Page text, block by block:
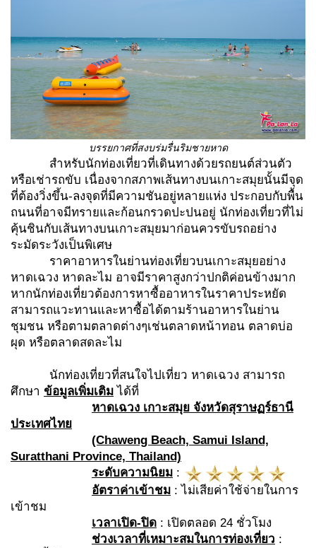
บรรยกาศที่สงบร่มรื่นริมชายหาด
สำหรับนักท่องเที่ยวที่เดินทางด้วยรถยนต์ส่วนตัว
หรือเช่ารถขับ เนื่องจากสภาพเส้นทางบนเกาะสมุยนั้นมีจุด
ที่ต้องวิ่งขึ้น-ลงจุดที่มีความชันอยู่หลายแห่ง ประกอบกับพื้น
ถนนที่อาจมีทรายและก้อนกรวดปะปนอยู่ นักท่องเที่ยวที่ไม่
คุ้นชินกับเส้นทางบนเกาะสมุยมาก่อนควรขับรถอย่าง
ระมัดระวังเป็นพิเศษ
ราคาอาหารในย่านท่องเที่ยวบนเกาะสมุยอย่าง
หาดเฉวง หาดละไม อาจมีราคาสูงกว่าปกติค่อนข้างมาก
หากนักท่องเที่ยวต้องการหาซื้ออาหารในราคาประหยัด
สามารถแวะทานและหาซื้อได้ตามร้านอาหารในย่าน
ชุมชน หรือตามตลาดต่างๆเช่นตลาดหน้าทอน ตลาดบ่อ
ผุด หรือตลาดสดละไม
นักท่องเที่ยวที่สนใจไปเที่ยว หาดเฉวง สามารถ
ศึกษา ข้อมูลเพิ่มเติม ได้ที่
หาดเฉวง เกาะสมุย จังหวัดสุราษฏร์ธานี
ประเทศไทย
(Chaweng Beach, Samui Island,
Suratthani Province, Thailand)
ระดับความนิยม :
อัตราค่าเข้าชม : ไม่เสียค่าใช้จ่ายในการ
เข้าชม
เวลาเปิด-ปิด : เปิดตลอด 24 ชั่วโมง
ช่วงเวลาที่เหมาะสมในการท่องเที่ยว :